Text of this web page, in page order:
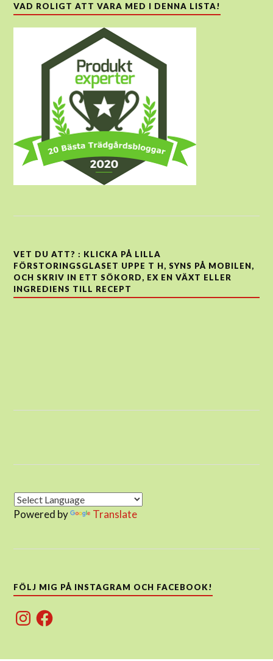
VAD ROLIGT ATT VARA MED I DENNA LISTA!
VET DU ATT? : KLICKA PÅ LILLA
FÖRSTORINGSGLASET UPPE T H, SYNS PÅ MOBILEN,
OCH SKRIV IN ETT SÖKORD, EX EN VÄXT ELLER
INGREDIENS TILL RECEPT
Powered by Translate
FÖLJ MIG PÅ INSTAGRAM OCH FACEBOOK!
InstagramFacebook